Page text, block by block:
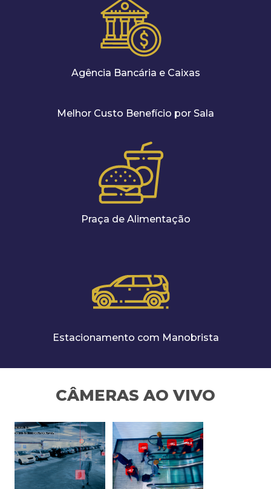
Agência Bancária e Caixas
Melhor Custo Benefício por Sala
Praça de Alimentação
Estacionamento com Manobrista
CÂMERAS AO VIVO